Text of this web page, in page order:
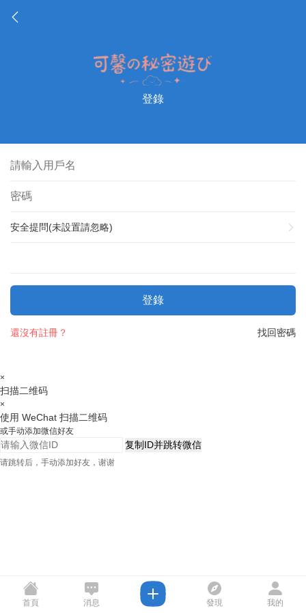
登錄
安全提問(未設置請忽略)
登錄
找回密碼
還沒有註冊？
×
扫描二维码
×
使用 WeChat 扫描二维码
或手动添加微信好友
复制ID并跳转微信
请跳转后，手动添加好友，谢谢
首頁 消息 發現 我的